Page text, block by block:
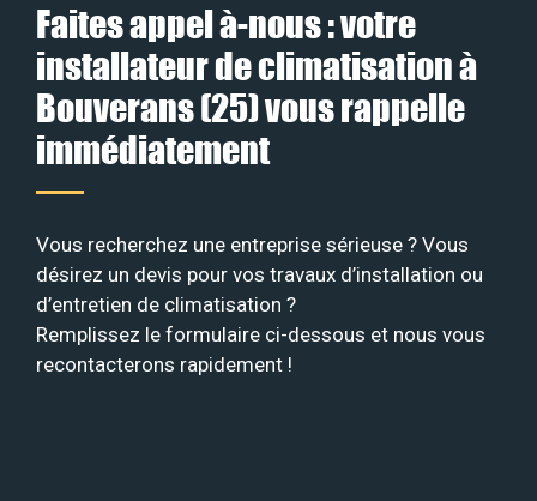
Faites appel à-nous : votre
installateur de climatisation à
Bouverans (25) vous rappelle
immédiatement
Vous recherchez une entreprise sérieuse ? Vous
désirez un devis pour vos travaux d’installation ou
d’entretien de climatisation ?
Remplissez le formulaire ci-dessous et nous vous
recontacterons rapidement !